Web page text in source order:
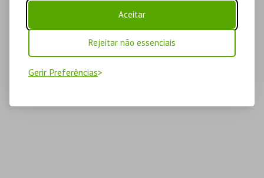
Aceitar
Rejeitar não essenciais
Gerir Preferências